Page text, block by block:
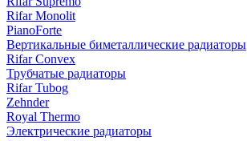
Rifar Monolit
PianoForte
Вертикальные биметаллические радиаторы
Rifar Convex
Трубчатые радиаторы
Rifar Tubog
Zehnder
Royal Thermo
Электрические радиаторы